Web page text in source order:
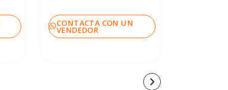
CONTACTA CON UN
VENDEDOR